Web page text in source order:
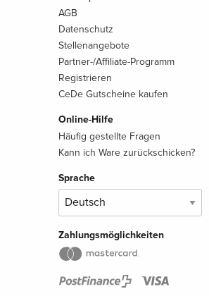
AGB
Datenschutz
Stellenangebote
Partner-/Affiliate-Programm
Registrieren
CeDe Gutscheine kaufen
Online-Hilfe
Häufig gestellte Fragen
Kann ich Ware zurückschicken?
Sprache
Zahlungsmöglichkeiten